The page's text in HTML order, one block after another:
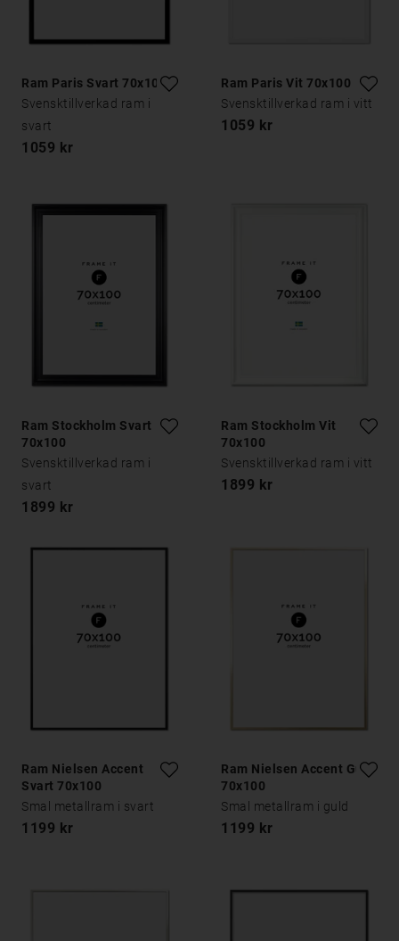
Ram Paris Svart 70x100
Svensktillverkad ram i
svart
1059 kr
Ram Paris Vit 70x100
Svensktillverkad ram i vitt
1059 kr
Ram Stockholm Svart
70x100
Svensktillverkad ram i
svart
1899 kr
Ram Stockholm Vit
70x100
Svensktillverkad ram i vitt
1899 kr
Ram Nielsen Accent
Svart 70x100
Smal metallram i svart
1199 kr
Ram Nielsen Accent Guld
70x100
Smal metallram i guld
1199 kr